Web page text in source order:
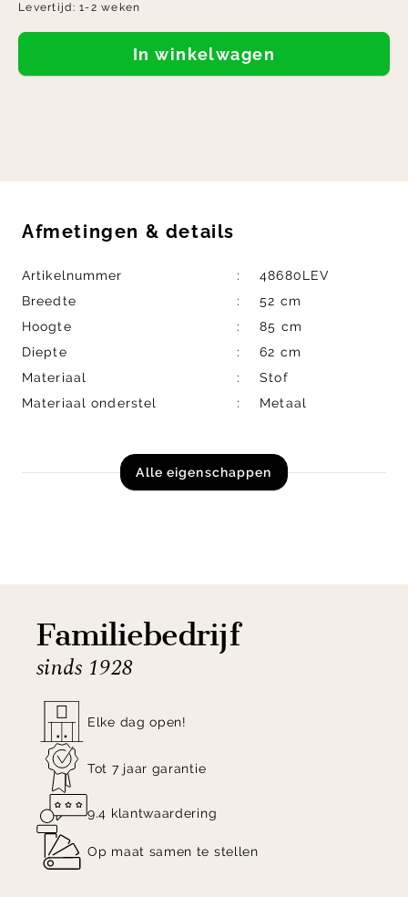
Levertijd:1-2 weken
In winkelwagen
Afmetingen & details
Artikelnummer
48680LEV
Breedte
52 cm
Hoogte
85 cm
Diepte
62 cm
Materiaal
Stof
Materiaal onderstel
Metaal
Alle eigenschappen
Familiebedrijf
sinds 1928
Elke dag open!
Tot 7 jaar garantie
9.4 klantwaardering
Op maat samen te stellen